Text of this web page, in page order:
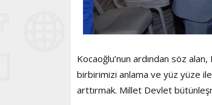
Kocaoğlu’nun ardından söz
birbirimizi anlama ve yüz yüze
arttırmak. Millet Devlet